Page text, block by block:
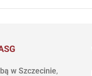
w Szczecinie,